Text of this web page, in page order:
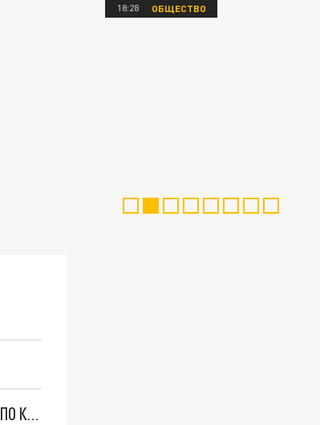
ВЛАДИМИРСКАЯ И ИВАНОВСКАЯ ОБЛАСТИ ПОКАЗАЛИ СРЕДНИЕ РЕЗУЛЬТАТЫ В РЕЙТИНГЕ ПО КАЧЕСТВУ ОБРАЗОВАНИЯ РФ
18:28 ОБЩЕСТВО